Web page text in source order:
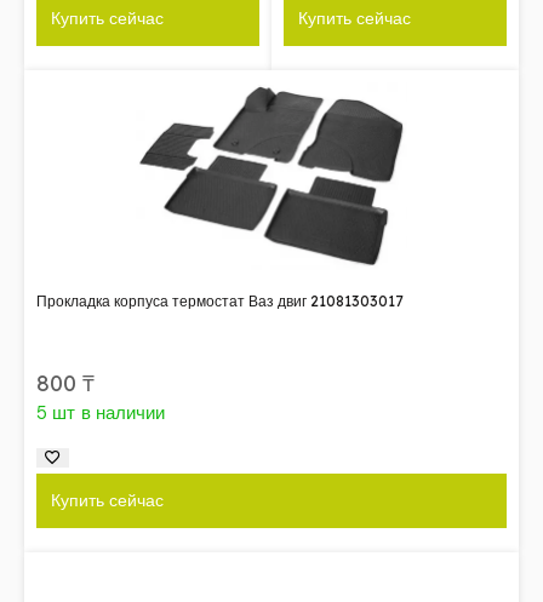
Купить сейчас Купить сейчас
Прокладка корпуса термостат Ваз двиг 21081303017
800₸
5 шт в наличии
Купить сейчас